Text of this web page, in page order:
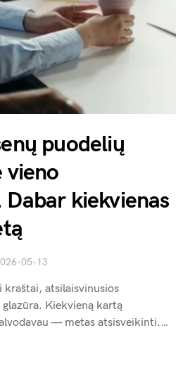
puodelių
vieno
Dabar kiekvienas
05-13
atsilaisvinusios
Kiekvieną kartą
— metas atsisveikinti.…